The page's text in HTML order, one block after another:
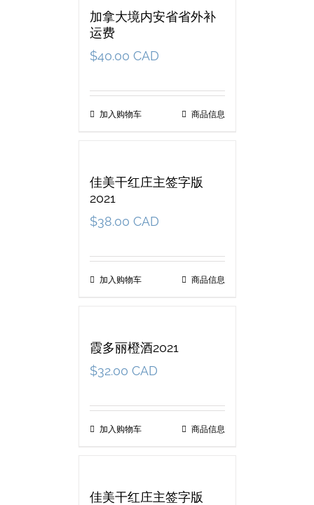
加拿大境内安省省外补
运费
$40.00 CAD
加入购物车 商品信息
佳美干红庄主签字版
2021
$38.00 CAD
加入购物车 商品信息
霞多丽橙酒2021
$32.00 CAD
加入购物车 商品信息
佳美干红庄主签字版